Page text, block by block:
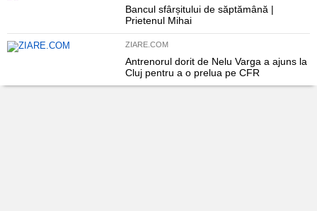
Bancul sfârșitului de săptămână |
Prietenul Mihai
ZIARE.COM
Antrenorul dorit de Nelu Varga a ajuns la
Cluj pentru a o prelua pe CFR